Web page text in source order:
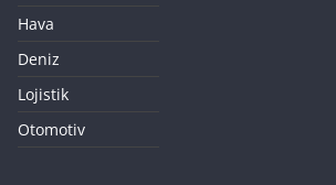
Hava
Deniz
Lojistik
Otomotiv